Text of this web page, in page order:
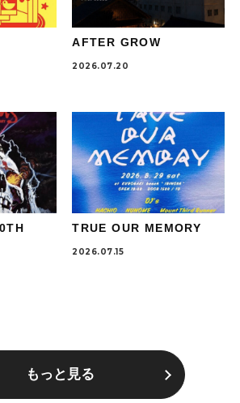
AFTER GROW
2026.07.20
TRUE OUR MEMORY
2026.07.15
もっと見る